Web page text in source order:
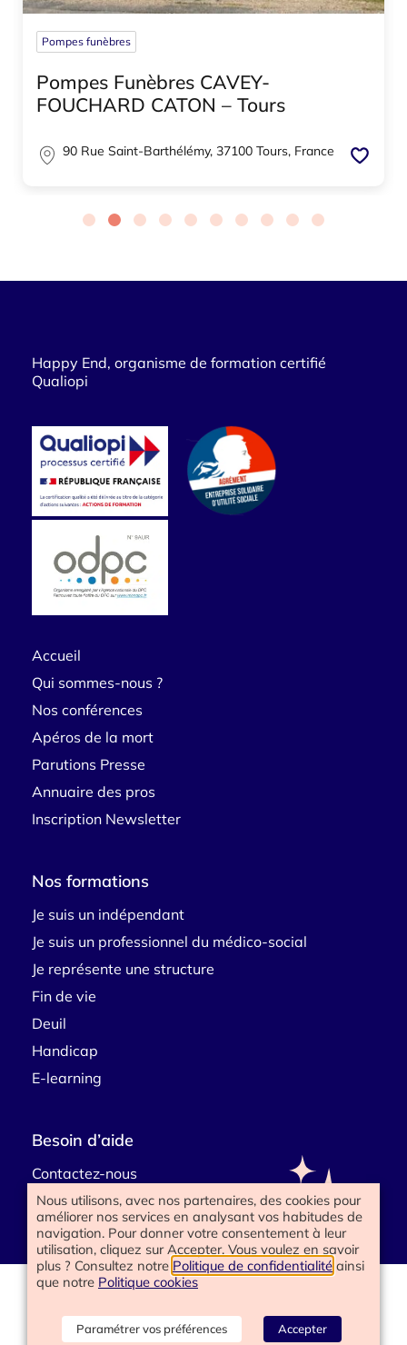
Pompes funèbres
Pompes Funèbres CAVEY-
FOUCHARD CATON – Tours
90 Rue Saint-Barthélémy, 37100 Tours, France
Happy End, organisme de formation certifié
Qualiopi
Accueil
Qui sommes-nous ?
Nos conférences
Apéros de la mort
Parutions Presse
Annuaire des pros
Inscription Newsletter
Nos formations
Je suis un indépendant
Je suis un professionnel du médico-social
Je représente une structure
Fin de vie
Deuil
Handicap
E-learning
Besoin d’aide
Contactez-nous
www.happyend.life 2025
Politique de confidentialité
Mentions légales
Nous utilisons, avec nos partenaires, des cookies pour
améliorer nos services en analysant vos habitudes de
navigation. Pour donner votre consentement à leur
utilisation, cliquez sur Accepter. Vous voulez en savoir
plus ? Consultez notre Politique de confidentialité ainsi
que notre Politique cookies
Paramétrer vos préférences Accepter